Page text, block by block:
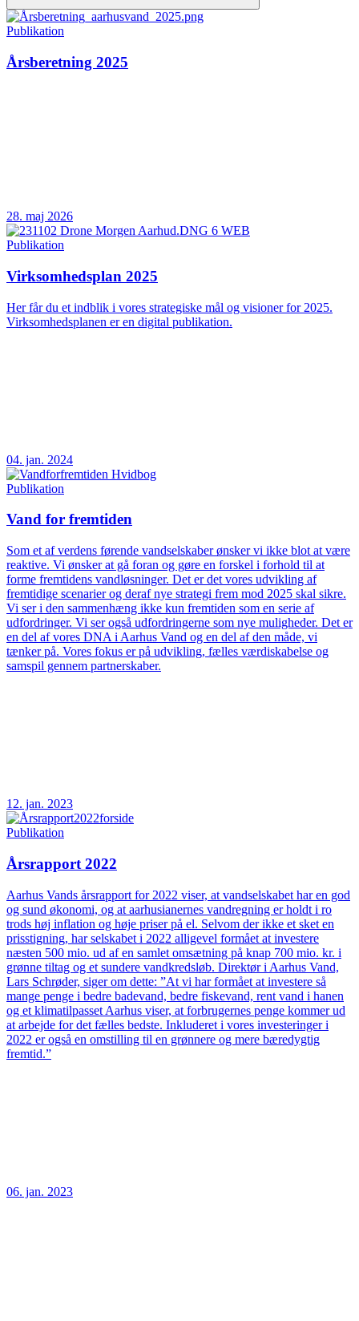
Publikation
Årsberetning 2025
28. maj 2026
Publikation
Virksomhedsplan 2025
Her får du et indblik i vores strategiske mål og visioner for 2025.
Virksomhedsplanen er en digital publikation.
04. jan. 2024
Publikation
Vand for fremtiden
Som et af verdens førende vandselskaber ønsker vi ikke blot at være
reaktive. Vi ønsker at gå foran og gøre en forskel i forhold til at
forme fremtidens vandløsninger. Det er det vores udvikling af
fremtidige scenarier og deraf nye strategi frem mod 2025 skal sikre.
Vi ser i den sammenhæng ikke kun fremtiden som en serie af
udfordringer. Vi ser også udfordringerne som nye muligheder. Det er
en del af vores DNA i Aarhus Vand og en del af den måde, vi
tænker på. Vores fokus er på udvikling, fælles værdiskabelse og
samspil gennem partnerskaber.
12. jan. 2023
Publikation
Årsrapport 2022
Aarhus Vands årsrapport for 2022 viser, at vandselskabet har en god
og sund økonomi, og at aarhusianernes vandregning er holdt i ro
trods høj inflation og høje priser på el. Selvom der ikke et sket en
prisstigning, har selskabet i 2022 alligevel formået at investere
næsten 500 mio. ud af en samlet omsætning på knap 700 mio. kr. i
grønne tiltag og et sundere vandkredsløb. Direktør i Aarhus Vand,
Lars Schrøder, siger om dette: ”At vi har formået at investere så
mange penge i bedre badevand, bedre fiskevand, rent vand i hanen
og et klimatilpasset Aarhus viser, at forbrugernes penge kommer ud
at arbejde for det fælles bedste. Inkluderet i vores investeringer i
2022 er også en omstilling til en grønnere og mere bæredygtig
fremtid.”
06. jan. 2023